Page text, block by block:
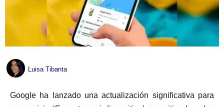
Luisa Tibanta
Google ha lanzado una actualización significativa para